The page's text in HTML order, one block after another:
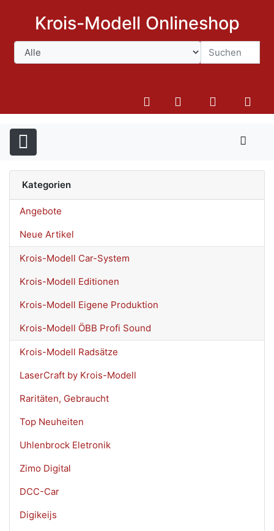
Krois-Modell Onlineshop
Kategorien
Angebote
Neue Artikel
Krois-Modell Car-System
Krois-Modell Editionen
Krois-Modell Eigene Produktion
Krois-Modell ÖBB Profi Sound
Krois-Modell Radsätze
LaserCraft by Krois-Modell
Raritäten, Gebraucht
Top Neuheiten
Uhlenbrock Eletronik
Zimo Digital
DCC-Car
Digikeijs